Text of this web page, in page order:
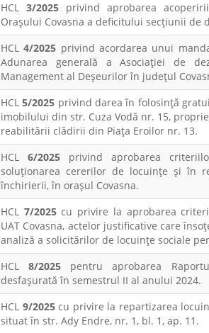
HCL 3/2025privind aprobarea
Orașului Covasna a deficitului secţiunii de
HCL4/2025 privind acordarea unui
Adunarea generală a Asociației de
Management al Deșeurilor în județul
HCL5/2025 privind darea în folosință
imobilului din str. Cuza Vodă nr. 15,
reabilitării clădirii din Piața Eroilor nr. 13.
HCL6/2025 privind aprobarea
soluționarea cererilor de locuințe și în
închirierii, în orașul Covasna.
HCL 7/2025cu privire la aprobarea
UAT Covasna, actelor justificative care
analiză a solicitărilor de locuințe sociale
HCL8/2025 pentru aprobarea
desfaşurată în semestrul II al anului 2024.
HCL 9/2025cu privire la repartizarea
situat în str. Ady Endre, nr. 1, bl. 1, ap. 11.